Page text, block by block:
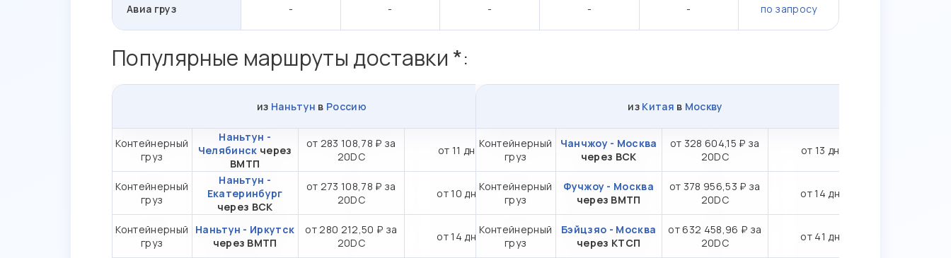
Авиа груз - - - - - по запросу
Популярные маршруты доставки *:
из Наньтун в Россию
Контейнерный
груз
Наньтун -
Челябинск через
ВМТП
от 283 108,78 ₽ за
20DC
от 11 дн.
Контейнерный
груз
Наньтун -
Екатеринбург
через ВСК
от 273 108,78 ₽ за
20DC
от 10 дн.
Контейнерный
груз
Наньтун - Иркутск
через ВМТП
от 280 212,50 ₽ за
20DC
от 14 дн.
из Китая в Москву
Контейнерный
груз
Чанчжоу - Москва
через ВСК
от 328 604,15 ₽ за
20DC
от 13 дн.
Контейнерный
груз
Фучжоу - Москва
через ВМТП
от 378 956,53 ₽ за
20DC
от 14 дн.
Контейнерный
груз
Бэйцзяо - Москва
через КТСП
от 632 458,96 ₽ за
20DC
от 41 дн.